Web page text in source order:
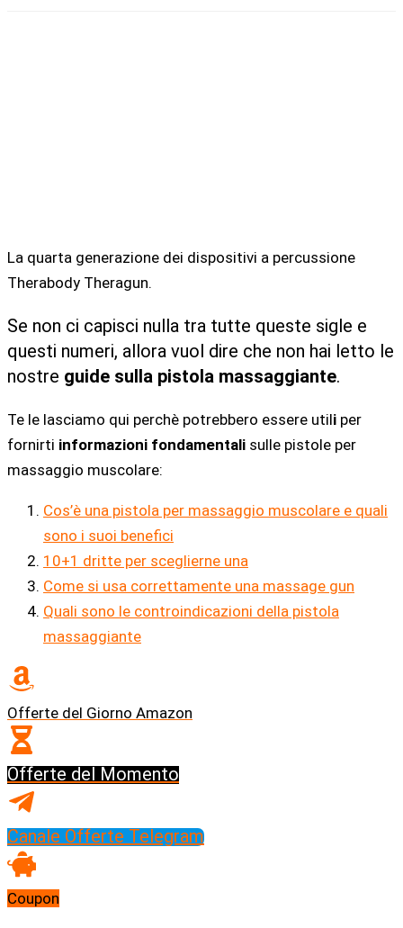
La quarta generazione dei dispositivi a percussione
Therabody Theragun.
Se non ci capisci nulla tra tutte queste sigle e
questi numeri, allora vuol dire che non hai letto le
nostre guide sulla pistola massaggiante.
Te le lasciamo qui perchè potrebbero essere utili per
fornirti informazioni fondamentali sulle pistole per
massaggio muscolare:
Cos’è una pistola per massaggio muscolare e quali
sono i suoi benefici
10+1 dritte per sceglierne una
Come si usa correttamente una massage gun
Quali sono le controindicazioni della pistola
massaggiante
Offerte del Giorno Amazon
Offerte del Momento
Canale Offerte Telegram
Coupon